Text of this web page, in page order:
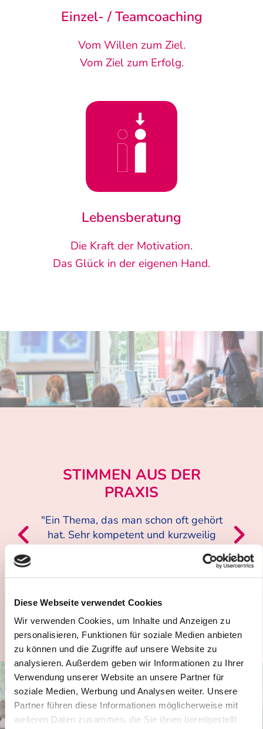
Diese Webseite verwendet Cookies
Wir verwenden Cookies, um Inhalte und Anzeigen zu
personalisieren, Funktionen für soziale Medien anbieten
zu können und die Zugriffe auf unsere Website zu
analysieren. Außerdem geben wir Informationen zu Ihrer
Verwendung unserer Website an unsere Partner für
soziale Medien, Werbung und Analysen weiter. Unsere
Partner führen diese Informationen möglicherweise mit
weiteren Daten zusammen, die Sie ihnen bereitgestellt
Einzel- / Teamcoaching
Vom Willen zum Ziel.
Vom Ziel zum Erfolg.
Lebensberatung
Die Kraft der Motivation.
Das Glück in der eigenen Hand.
STIMMEN AUS DER
PRAXIS
"Ein Thema, das man schon oft gehört
hat. Sehr kompetent und kurzweilig
vermittelt."